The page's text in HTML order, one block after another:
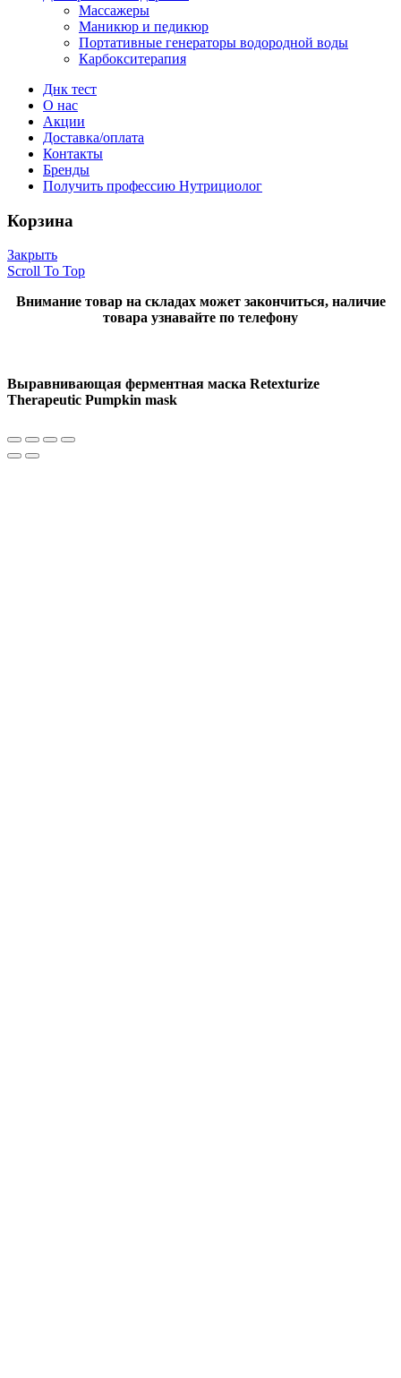
Массажеры
Маникюр и педикюр
Портативные генераторы водородной воды
Карбокситерапия
Днк тест
О нас
Акции
Доставка/оплата
Контакты
Бренды
Получить профессию Нутрициолог
Корзина
Закрыть
Scroll To Top
Внимание товар на складах может закончиться, наличие
товара узнавайте по телефону
Выравнивающая ферментная маска Retexturize
Therapeutic Pumpkin mask